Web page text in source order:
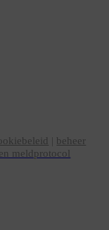
beheer
meldprotocol